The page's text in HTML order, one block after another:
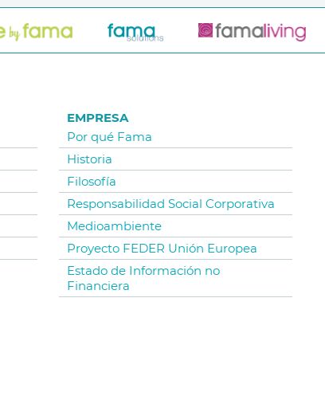
EMPRESA
Por qué Fama
Historia
Filosofía
Responsabilidad Social Corporativa
Medioambiente
Proyecto FEDER Unión Europea
Estado de Información no
Financiera